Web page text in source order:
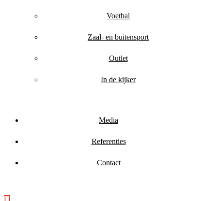
Voetbal
Zaal- en buitensport
Outlet
In de kijker
Media
Referenties
Contact